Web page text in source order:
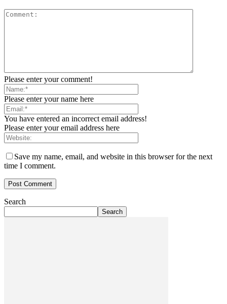
Please enter your comment!
Please enter your name here
You have entered an incorrect email address!
Please enter your email address here
Save my name, email, and website in this browser for the next
time I comment.
Search
Search